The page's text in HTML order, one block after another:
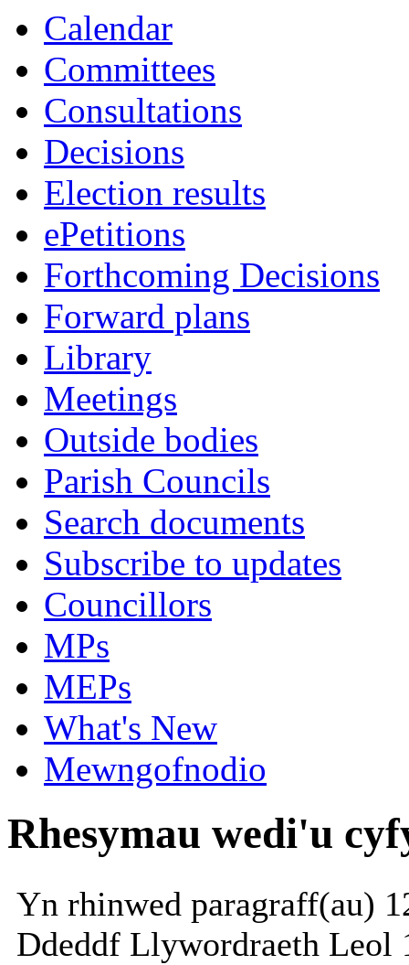
Calendar
Committees
Consultations
Decisions
Election results
ePetitions
Forthcoming Decisions
Forward plans
Library
Meetings
Outside bodies
Parish Councils
Search documents
Subscribe to updates
Councillors
MPs
MEPs
What's New
Mewngofnodio
Rhesymau wedi'u
Yn rhinwed paragraff(au)
Ddeddf Llywordraeth Leol